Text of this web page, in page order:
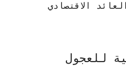
الاقتصادي
للعجول